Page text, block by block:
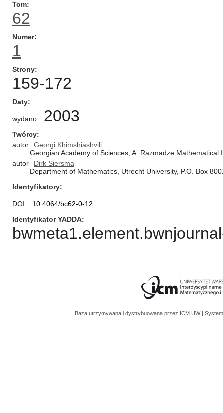
Tom
62
Numer
1
Strony
159-172
Daty
wydano 2003
Twórcy
autor
Georgi Khimshiashvili
Georgian Academy of Sciences, A. Razmadze
autor
Dirk Siersma
Department of Mathematics, Utrecht University, P.O. Box
Identyfikatory
DOI
10.4064/bc62-0-12
Identyfikator YADDA
Baza utrzymywana i dystrybuowana przez ICM UW |